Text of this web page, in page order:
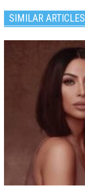
SIMILAR ARTICLES